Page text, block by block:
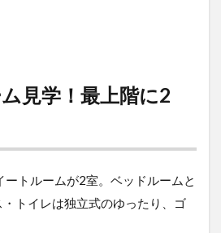
見学！最上階に2
トルームが2室。ベッドルームと
トイレは独立式のゆったり、ゴ